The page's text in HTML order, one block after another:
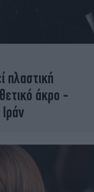
πλαστική
άκρο -